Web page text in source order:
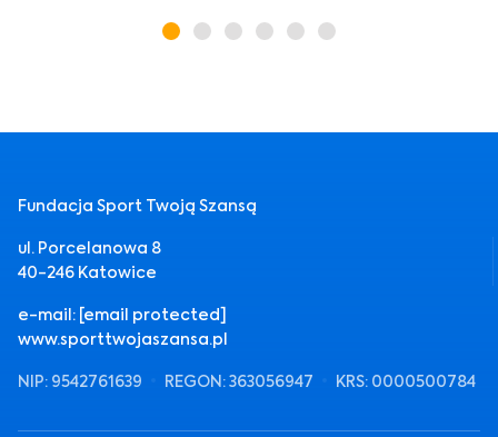
Fundacja Sport Twoją Szansą
ul. Porcelanowa 8
40-246 Katowice
e-mail: [email protected]
www.sporttwojaszansa.pl
NIP: 9542761639
REGON: 363056947 KRS: 0000500784